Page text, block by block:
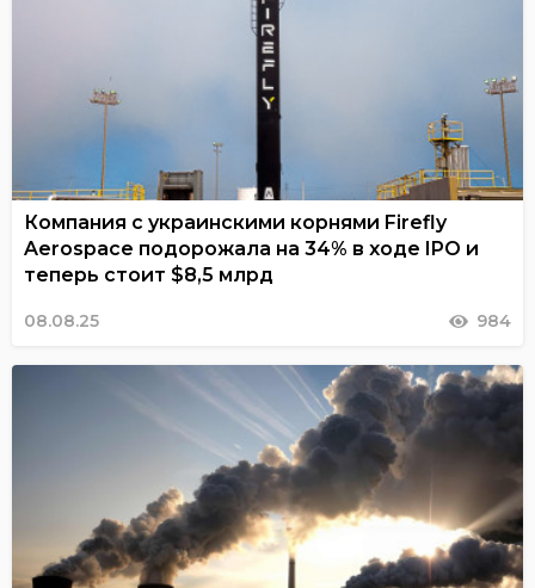
Компания с украинскими корнями Firefly
Aerospace подорожала на 34% в ходе IPO и
теперь стоит $8,5 млрд
08.08.25 984